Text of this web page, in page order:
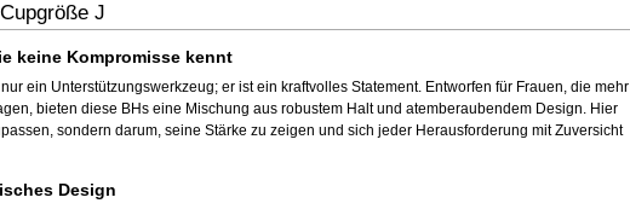
J
keine Kompromisse kennt
ein Unterstützungswerkzeug; er ist ein kraftvolles Statement. Entworfen für Frauen, die mehr
bieten diese BHs eine Mischung aus robustem Halt und atemberaubendem Design. Hier
sondern darum, seine Stärke zu zeigen und sich jeder Herausforderung mit Zuversicht
Design